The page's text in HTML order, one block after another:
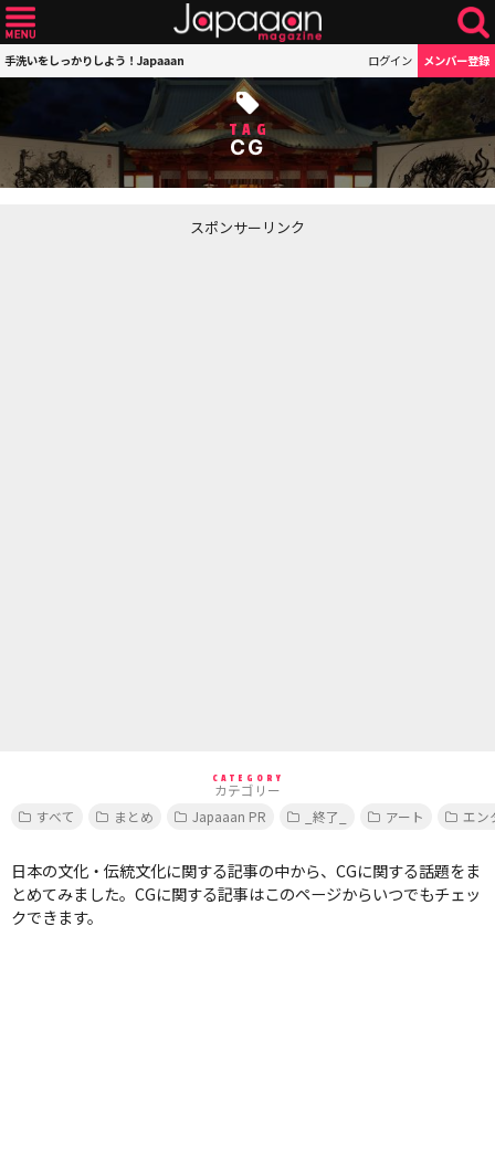
手洗いをしっかりしよう！Japaaan ログイン メンバー登録
TAG
CG
スポンサーリンク
CATEGORY
カテゴリー
すべて
まとめ Japaaan PR _終了_ アート エン
日本の文化・伝統文化に関する記事の中から、CGに関する話題をま
とめてみました。CGに関する記事はこのページからいつでもチェッ
クできます。